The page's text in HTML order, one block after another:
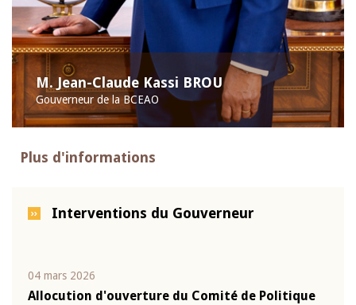
M. Jean-Claude Kassi BROU
Gouverneur de la BCEAO
Plus d'informations
Interventions du Gouverneur
04 mars 2026
Allocution d'ouverture du Comité de Politique